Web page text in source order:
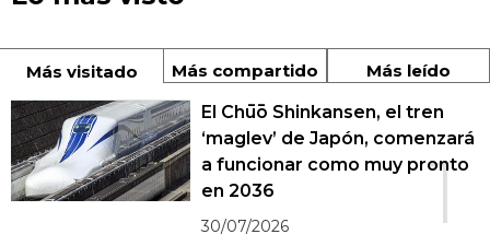
Más visitado Más compartido Más leído
1
El Chūō Shinkansen, el tren
‘maglev’ de Japón, comenzará
a funcionar como muy pronto
en 2036
30/07/2026